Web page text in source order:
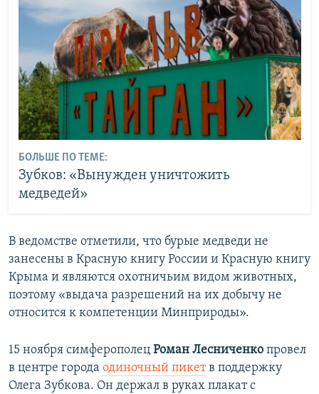
БОЛЬШЕ ПО ТЕМЕ:
Зубков: «Вынужден уничтожить
медведей»
В ведомстве отметили, что бурые медведи не
занесены в Красную книгу России и Красную книгу
Крыма и являются охотничьим видом животных,
поэтому «выдача разрешений на их добычу не
относится к компетенции Минприроды».
15 ноября симферополец Роман Лесниченко провел
в центре города одиночный пикетв поддержку
Олега Зубкова. Он держал в руках плакат с